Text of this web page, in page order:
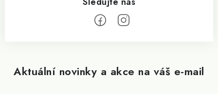
Aktuální novinky a akce na váš e-mail